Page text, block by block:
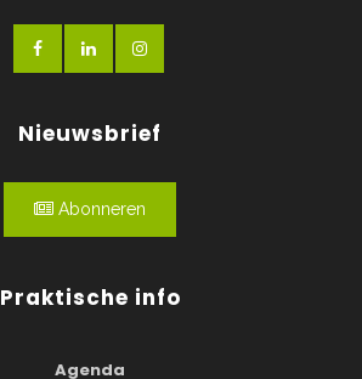
Nieuwsbrief
Abonneren
Praktische info
Agenda